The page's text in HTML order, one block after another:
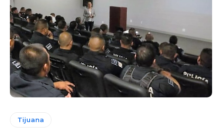
Tijuana